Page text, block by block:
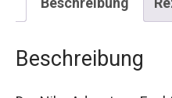
Beschreibung